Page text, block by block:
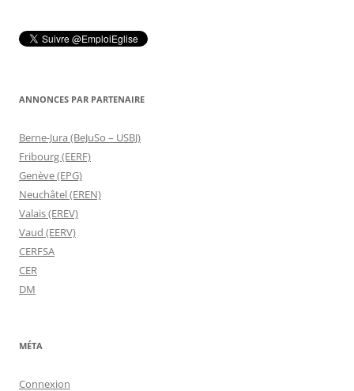
ANNONCES PAR PARTENAIRE
Berne-Jura (BeJuSo – USBJ)
Fribourg (EERF)
Genève (EPG)
Neuchâtel (EREN)
Valais (EREV)
Vaud (EERV)
CERFSA
CER
DM
MÉTA
Connexion